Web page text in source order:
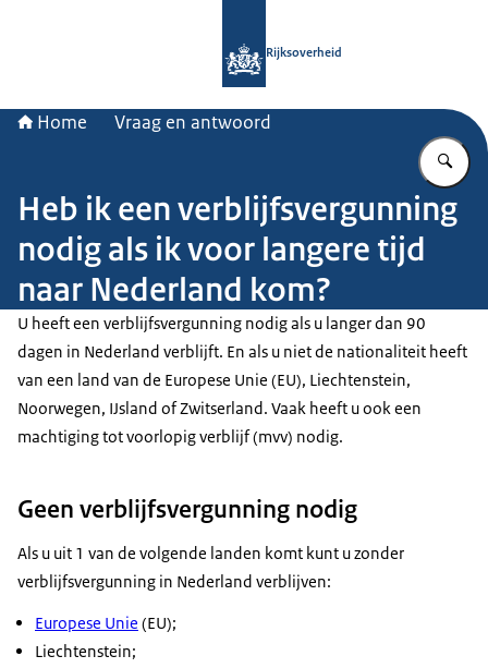
Rijksoverheid
Home Vraag en antwoord
Heb ik een verblijfsvergunning
nodig als ik voor langere tijd
naar Nederland kom?
U heeft een verblijfsvergunning nodig als u langer dan 90
dagen in Nederland verblijft. En als u niet de nationaliteit heeft
van een land van de Europese Unie (EU), Liechtenstein,
Noorwegen, IJsland of Zwitserland. Vaak heeft u ook een
machtiging tot voorlopig verblijf (mvv) nodig.
Geen verblijfsvergunning nodig
Als u uit 1 van de volgende landen komt kunt u zonder
verblijfsvergunning in Nederland verblijven:
Europese Unie (EU);
Liechtenstein;